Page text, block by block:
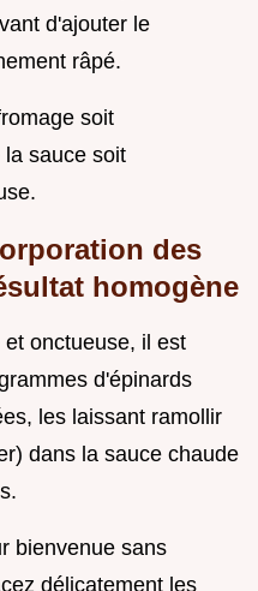
d'ajouter le
râpé.
soit
sauce soit
des
homogène
onctueuse, il est
d'épinards
les laissant ramollir
dans la sauce chaude
bienvenue sans
délicatement les